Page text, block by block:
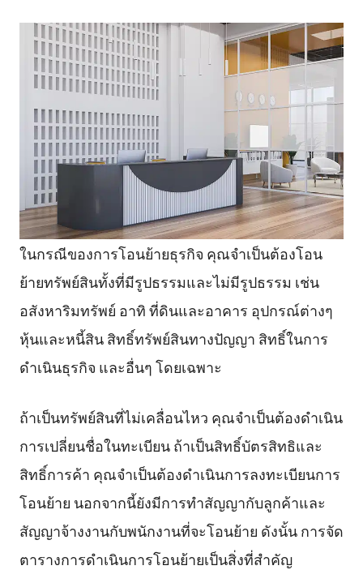
ในกรณีของการโอนย้ายธุรกิจ คุณจำเป็นต้องโอน
ย้ายทรัพย์สินทั้งที่มีรูปธรรมและไม่มีรูปธรรม เช่น
อสังหาริมทรัพย์ อาทิ ที่ดินและอาคาร อุปกรณ์ต่างๆ
หุ้นและหนี้สิน สิทธิ์ทรัพย์สินทางปัญญา สิทธิ์ในการ
ดำเนินธุรกิจ และอื่นๆ โดยเฉพาะ
ถ้าเป็นทรัพย์สินที่ไม่เคลื่อนไหว คุณจำเป็นต้องดำเนิน
การเปลี่ยนชื่อในทะเบียน ถ้าเป็นสิทธิ์บัตรสิทธิและ
สิทธิ์การค้า คุณจำเป็นต้องดำเนินการลงทะเบียนการ
โอนย้าย นอกจากนี้ยังมีการทำสัญญากับลูกค้าและ
สัญญาจ้างงานกับพนักงานที่จะโอนย้าย ดังนั้น การจัด
ตารางการดำเนินการโอนย้ายเป็นสิ่งที่สำคัญ